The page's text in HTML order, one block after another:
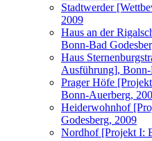
Stadtwerder
2009
Haus an der
Bonn-Bad
Haus
Ausführung],
Prager Höfe
Bonn-Auerberg,
Heiderwohnhof
Godesberg, 2009
Nordhof [Projekt I: